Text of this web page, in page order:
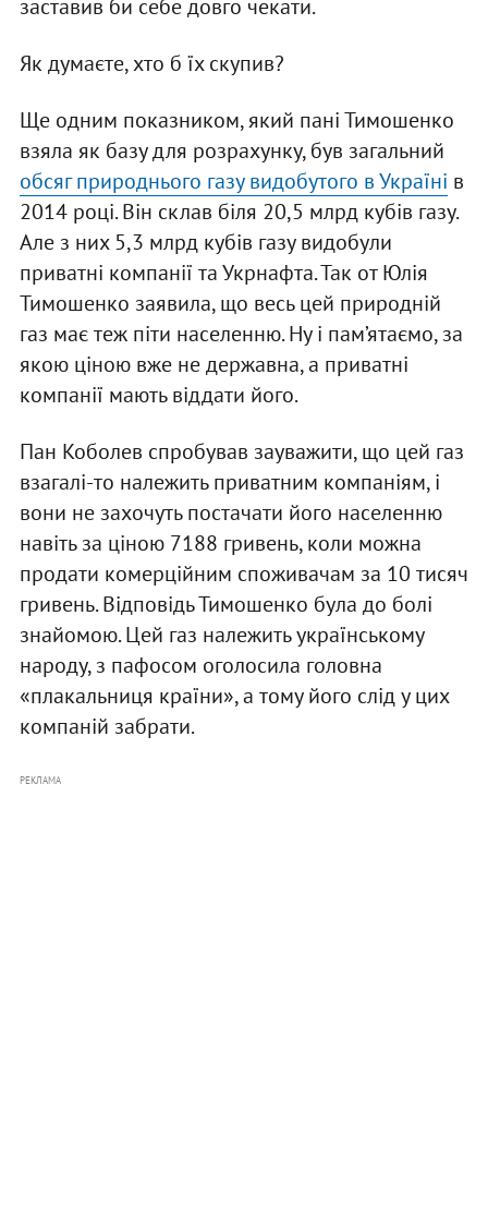
заставив би себе довго чекати.
Як думаєте, хто б їх скупив?
Ще одним показником, який пані Тимошенко
взяла як базу для розрахунку, був загальний
обсяг природнього газу видобутого в Україні в
2014 році. Він склав біля 20,5 млрд кубів газу.
Але з них 5,3 млрд кубів газу видобули
приватні компанії та Укрнафта. Так от Юлія
Тимошенко заявила, що весь цей природній
газ має теж піти населенню. Ну і пам’ятаємо, за
якою ціною вже не державна, а приватні
компанії мають віддати його.
Пан Коболев спробував зауважити, що цей газ
взагалі-то належить приватним компаніям, і
вони не захочуть постачати його населенню
навіть за ціною 7188 гривень, коли можна
продати комерційним споживачам за 10 тисяч
гривень. Відповідь Тимошенко була до болі
знайомою. Цей газ належить українському
народу, з пафосом оголосила головна
«плакальниця країни», а тому його слід у цих
компаній забрати.
РЕКЛАМА